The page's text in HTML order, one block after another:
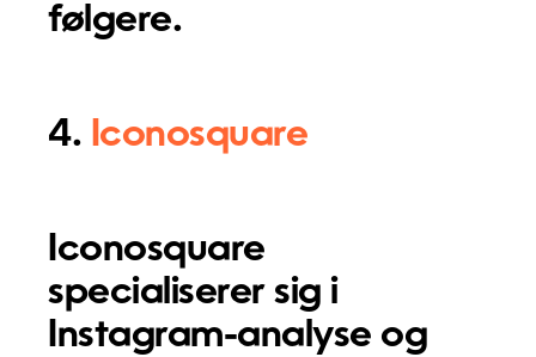
følgere.
4. Iconosquare
Iconosquare
specialiserer sig i
Instagram-analyse og